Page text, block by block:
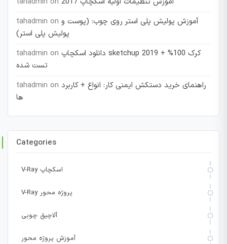
tahadmin on آموزش پولیش پلی استر روی چوب: (پوست و
پولیش پلی استر)
tahadmin on دانلود اسکچاپ sketchup 2019 + کرک 100%
تست شده
tahadmin on راهنمای خرید دستکش ایمنی کار: انواع + کاربرد
ها
Categories
V-Ray اسکچاپ
V-Ray پروژه محور
آلاچیق چوبی
آموزش پروژه محور